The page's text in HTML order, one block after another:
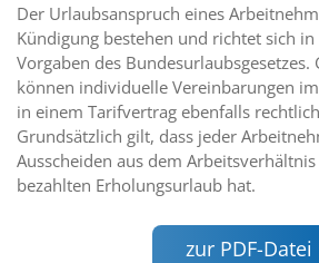
Der Urlaubsanspruch eines
Kündigung bestehen und richtet sich
Vorgaben des Bundesurlaubsgesetzes.
können individuelle Vereinbarungen
in einem Tarifvertrag ebenfalls
Grundsätzlich gilt, dass jeder
Ausscheiden aus dem
bezahlten Erholungsurlaub hat.
zur PDF-Datei